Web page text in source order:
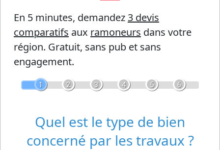
En 5 minutes, demandez 3 devis
comparatifs aux ramoneurs dans votre
région. Gratuit, sans pub et sans
engagement.
1 2 3 4 5 6
Quel est le type de bien
concerné par les travaux ?